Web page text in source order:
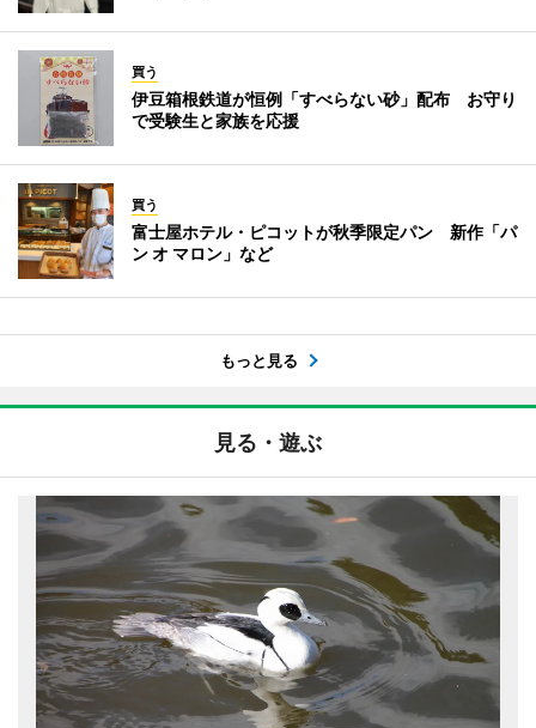
買う
伊豆箱根鉄道が恒例「すべらない砂」配布 お守り
で受験生と家族を応援
買う
富士屋ホテル・ピコットが秋季限定パン 新作「パ
ン オ マロン」など
もっと見る
見る・遊ぶ